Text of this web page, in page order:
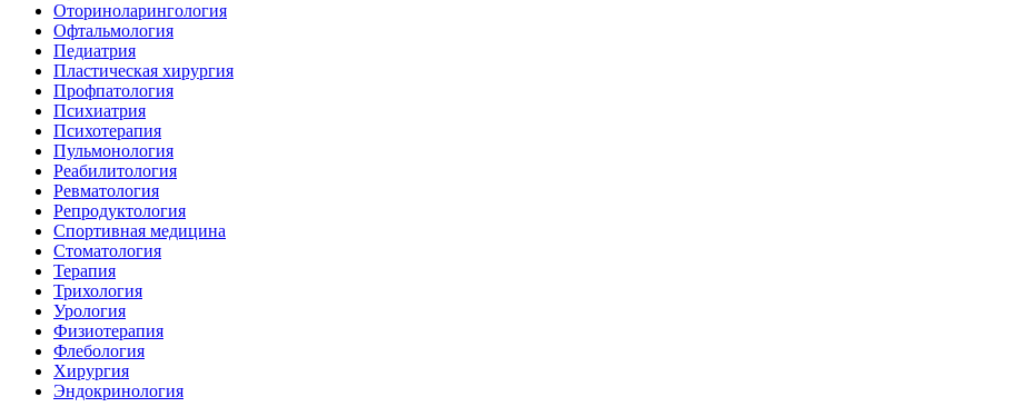
Оториноларингология
Офтальмология
Педиатрия
Пластическая хирургия
Профпатология
Психиатрия
Психотерапия
Пульмонология
Реабилитология
Ревматология
Репродуктология
Спортивная медицина
Стоматология
Терапия
Трихология
Урология
Физиотерапия
Флебология
Хирургия
Эндокринология